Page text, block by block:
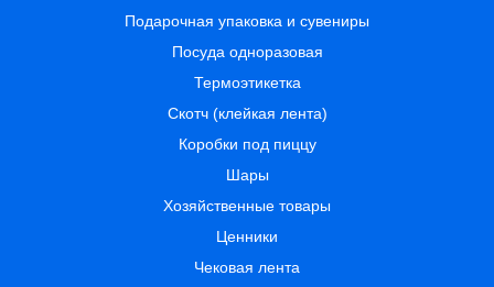
Подарочная упаковка и сувениры
Посуда одноразовая
Термоэтикетка
Скотч (клейкая лента)
Коробки под пиццу
Шары
Хозяйственные товары
Ценники
Чековая лента